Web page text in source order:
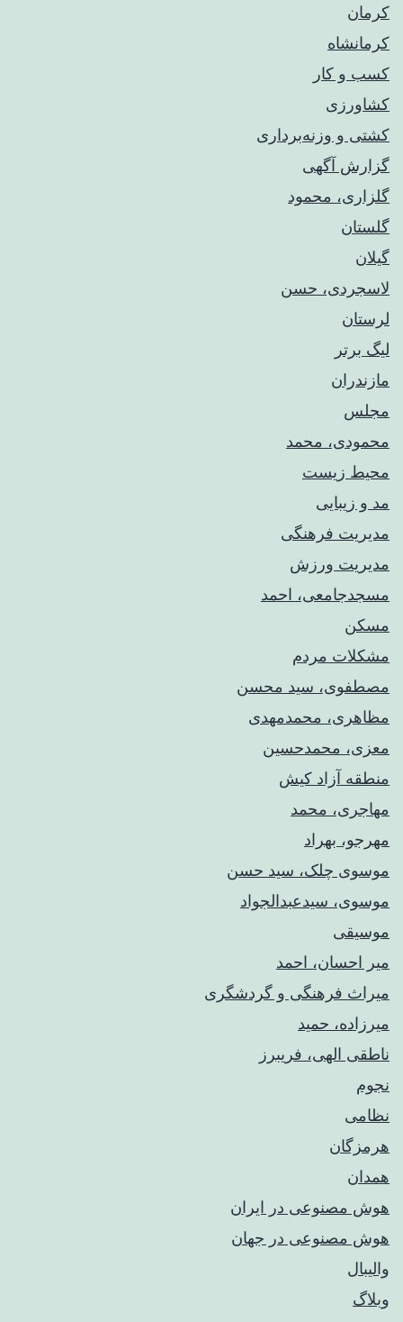
کرمان
کرمانشاه
کسب و کار
کشاورزی
کشتی و وزنه‌برداری
گزارش آگهی
گلزاری، محمود
گلستان
گیلان
لاسجردی، حسن
لرستان
لیگ برتر
مازندران
مجلس
محمودی، محمد
محیط زیست
مد و زیبایی
مدیریت فرهنگی
مدیریت ورزش
مسجدجامعی، احمد
مسکن
مشکلات مردم
مصطفوی، سید محسن
مظاهری، محمدمهدی
معزی، محمدحسین
منطقه آزاد کیش
مهاجری، محمد
مهرجو، بهراد
موسوی چلک، سید حسن
موسوی، سیدعبدالجواد
موسیقی
میر احسان، احمد
میراث فرهنگی و گردشگری
میرزاده، حمید
ناطقی الهی، فریبرز
نجوم
نظامی
هرمزگان
همدان
هوش مصنوعی در ایران
هوش مصنوعی در جهان
والیبال
وبلاگ